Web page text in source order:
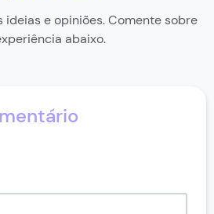
ideias e opiniões. Comente sobre
abaixo.